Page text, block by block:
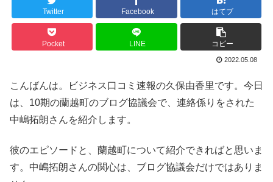
Twitter Facebook はてブ
Pocket LINE コピー
2022.05.08
こんばんは。ビジネス口コミ速報の久保由香里です。今日
は、10期の蘭越町のブログ協議会で、連絡係りをされた
中嶋拓朗さんを紹介します。
彼のエピソードと、蘭越町について紹介できればと思いま
す。中嶋拓朗さんの関心は、ブログ協議会だけではありま